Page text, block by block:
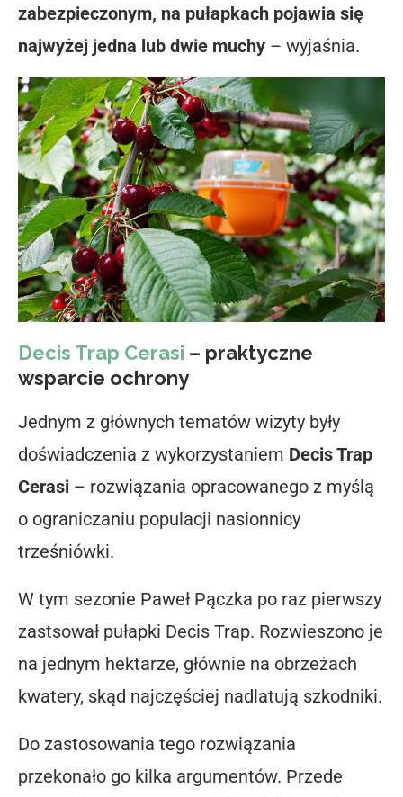
zabezpieczonym, na pułapkach pojawia się
najwyżej jedna lub dwie muchy – wyjaśnia.
Decis Trap Cerasi – praktyczne
wsparcie ochrony
Jednym z głównych tematów wizyty były
doświadczenia z wykorzystaniem Decis Trap
Cerasi – rozwiązania opracowanego z myślą
o ograniczaniu populacji nasionnicy
trześniówki.
W tym sezonie Paweł Pączka po raz pierwszy
zastsował pułapki Decis Trap. Rozwieszono je
na jednym hektarze, głównie na obrzeżach
kwatery, skąd najczęściej nadlatują szkodniki.
Do zastosowania tego rozwiązania
przekonało go kilka argumentów. Przede